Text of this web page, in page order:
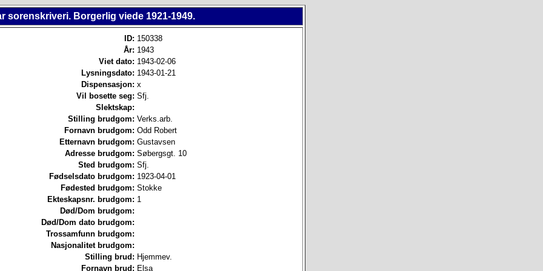
sorenskriveri. Borgerlig viede 1921-1949.
ID: 150338
År: 1943
Viet dato: 1943-02-06
Lysningsdato: 1943-01-21
Dispensasjon: x
Vil bosette seg: Sfj.
Slektskap:
Stilling brudgom: Verks.arb.
Fornavn brudgom: Odd Robert
Etternavn brudgom: Gustavsen
Adresse brudgom: Søbergsgt. 10
Sted brudgom: Sfj.
Fødselsdato brudgom: 1923-04-01
Fødested brudgom: Stokke
Ekteskapsnr. brudgom: 1
Død/Dom brudgom:
Død/Dom dato brudgom:
Trossamfunn brudgom:
Nasjonalitet brudgom:
Stilling brud: Hjemmev.
Fornavn brud: Elsa